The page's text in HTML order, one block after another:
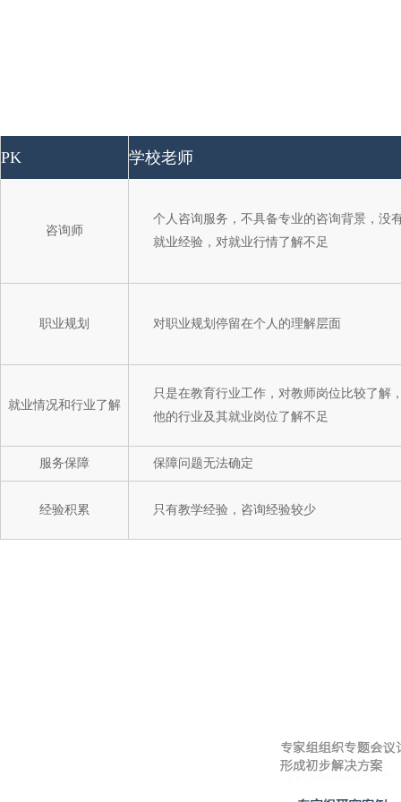
PK 学校老师
咨询师
个人咨询服务，不具备专业的咨询背景，没
就业经验，对就业行情了解不足
职业规划 对职业规划停留在个人的理解层面
就业情况和行业了解
只是在教育行业工作，对教师岗位比较了解
他的行业及其就业岗位了解不足
服务保障 保障问题无法确定
经验积累 只有教学经验，咨询经验较少